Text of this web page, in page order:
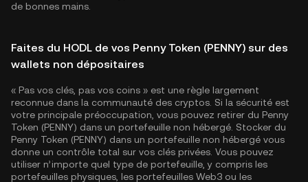
de bonnes mains.
Faites du HODL de vos Penny Token (PENNY) sur des
wallets non dépositaires
« Pas vos clés, pas vos coins » est une règle largement
reconnue dans la communauté des cryptos. Si la sécurité est
votre principale préoccupation, vous pouvez retirer du Penny
Token (PENNY) dans un portefeuille non hébergé. Stocker du
Penny Token (PENNY) dans un portefeuille non hébergé vous
donne un contrôle total sur vos clés privées. Vous pouvez
utiliser n’importe quel type de portefeuille, y compris les
portefeuilles physiques, les portefeuilles Web3 ou les